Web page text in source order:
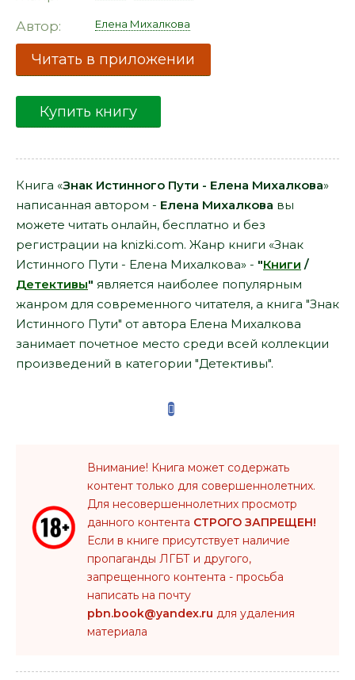
Автор: Елена Михалкова
Читать в приложении
Купить книгу
Книга «Знак Истинного Пути - Елена Михалкова»
написанная автором - Елена Михалкова вы
можете читать онлайн, бесплатно и без
регистрации на knizki.com. Жанр книги «Знак
Истинного Пути - Елена Михалкова» - "Книги /
Детективы" является наиболее популярным
жанром для современного читателя, а книга "Знак
Истинного Пути" от автора Елена Михалкова
занимает почетное место среди всей коллекции
произведений в категории "Детективы".
Внимание! Книга может содержать
контент только для совершеннолетних.
Для несовершеннолетних просмотр
данного контента СТРОГО ЗАПРЕЩЕН!
Если в книге присутствует наличие
пропаганды ЛГБТ и другого,
запрещенного контента - просьба
написать на почту
pbn.book@yandex.ru для удаления
материала